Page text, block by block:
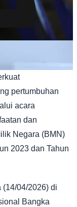
pertumbuhan
acara
dan
Negara (BMN)
2023 dan Tahun
04/2026) di
Bangka